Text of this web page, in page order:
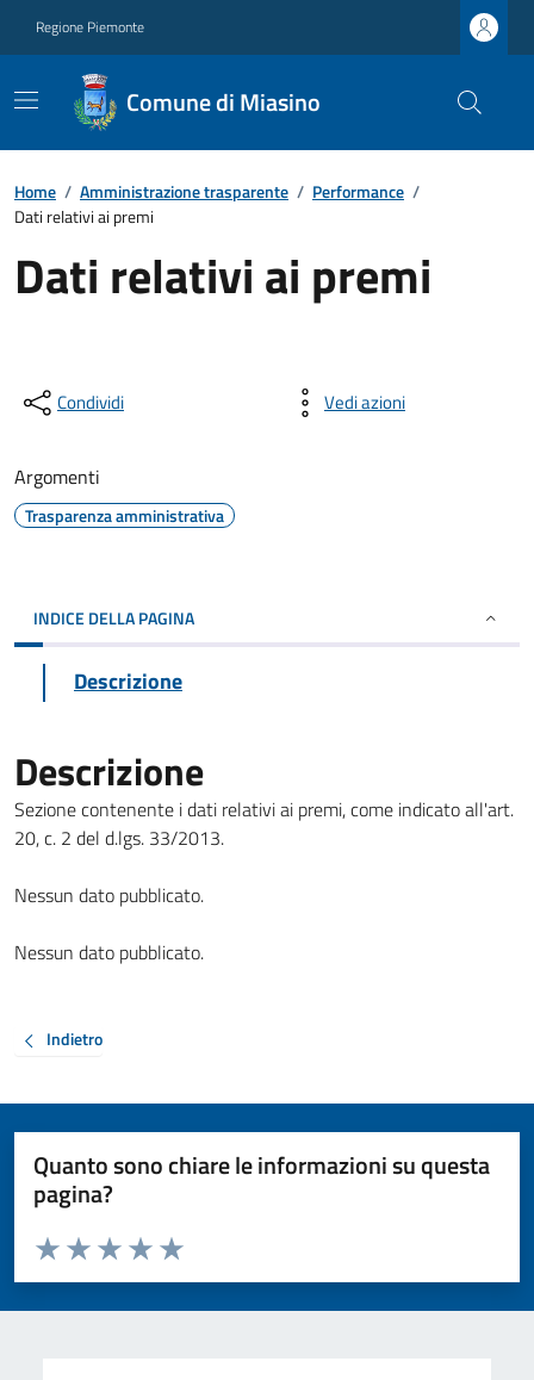
Regione Piemonte
Comune di Miasino
Home / Amministrazione trasparente / Performance /
Dati relativi ai premi
Dati relativi ai premi
Condividi Vedi azioni
Argomenti
Trasparenza amministrativa
INDICE DELLA PAGINA
Descrizione
Descrizione
Sezione contenente i dati relativi ai premi, come indicato all'art.
20, c. 2 del d.lgs. 33/2013.
Nessun dato pubblicato.
Nessun dato pubblicato.
Indietro
Quanto sono chiare le informazioni su questa
pagina?
Valuta da 1 a 5 stelle la pagina
Valuta 5 stelle su 5
Valuta 4 stelle su 5
Valuta 3 stelle su 5
Valuta 2 stelle su 5
Valuta 1 stelle su 5